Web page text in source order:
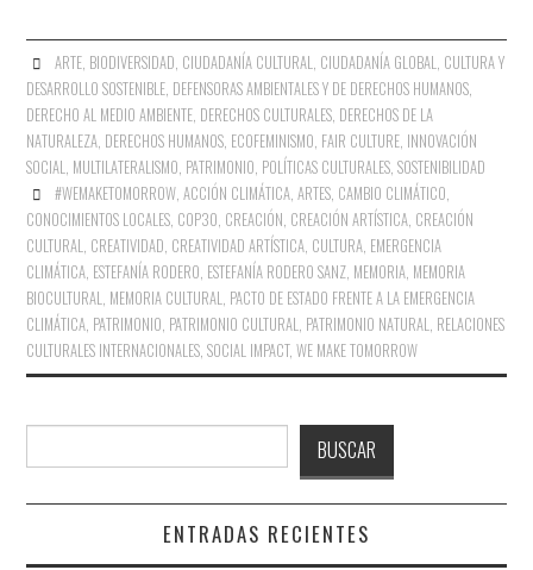
ARTE, BIODIVERSIDAD, CIUDADANÍA CULTURAL, CIUDADANÍA GLOBAL, CULTURA Y
DESARROLLO SOSTENIBLE, DEFENSORAS AMBIENTALES Y DE DERECHOS HUMANOS,
DERECHO AL MEDIO AMBIENTE, DERECHOS CULTURALES, DERECHOS DE LA
NATURALEZA, DERECHOS HUMANOS, ECOFEMINISMO, FAIR CULTURE, INNOVACIÓN
SOCIAL, MULTILATERALISMO, PATRIMONIO, POLÍTICAS CULTURALES,SOSTENIBILIDAD
#WEMAKETOMORROW, ACCIÓN CLIMÁTICA, ARTES, CAMBIO CLIMÁTICO,
CONOCIMIENTOS LOCALES, COP30, CREACIÓN, CREACIÓN ARTÍSTICA, CREACIÓN
CULTURAL, CREATIVIDAD, CREATIVIDAD ARTÍSTICA, CULTURA, EMERGENCIA
CLIMÁTICA, ESTEFANÍA RODERO, ESTEFANÍA RODERO SANZ, MEMORIA, MEMORIA
BIOCULTURAL, MEMORIA CULTURAL, PACTO DE ESTADO FRENTE A LA EMERGENCIA
CLIMÁTICA, PATRIMONIO, PATRIMONIO CULTURAL, PATRIMONIO NATURAL, RELACIONES
CULTURALES INTERNACIONALES,SOCIAL IMPACT,WE MAKE TOMORROW
BUSCAR
ENTRADAS RECIENTES